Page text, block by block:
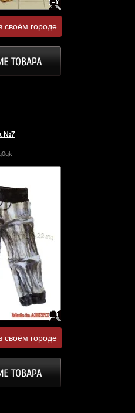
своём городе
№7
своём городе